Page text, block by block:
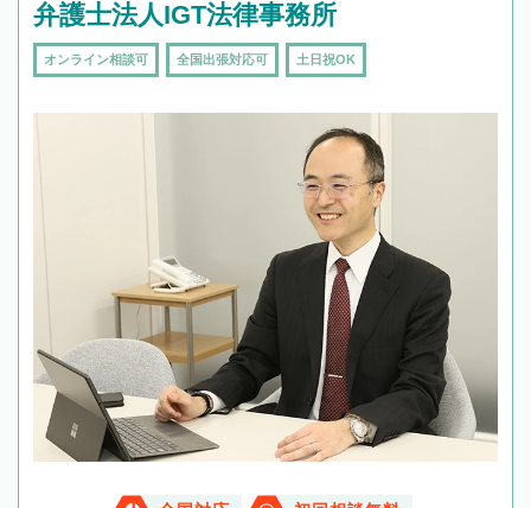
弁護士法人IGT法律事務所
オンライン相談可 全国出張対応可 土日祝OK